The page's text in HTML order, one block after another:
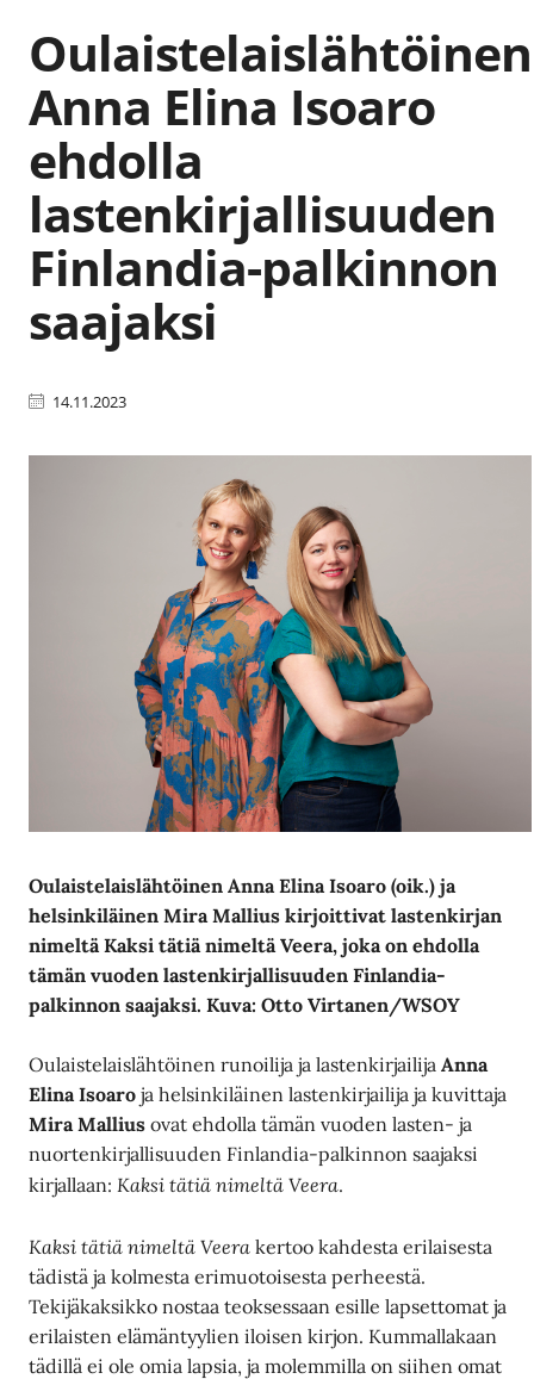
Oulaistelaislähtöinen
Anna Elina Isoaro
ehdolla
lastenkirjallisuuden
Finlandia-palkinnon
saajaksi
14.11.2023
Oulaistelaislähtöinen Anna Elina Isoaro (oik.) ja
helsinkiläinen Mira Mallius kirjoittivat lastenkirjan
nimeltä Kaksi tätiä nimeltä Veera, joka on ehdolla
tämän vuoden lastenkirjallisuuden Finlandia-
palkinnon saajaksi. Kuva: Otto Virtanen/WSOY
Oulaistelaislähtöinen runoilija ja lastenkirjailijaAnna
Elina Isoaro ja helsinkiläinen lastenkirjailija ja kuvittaja
Mira Mallius ovat ehdolla tämän vuoden lasten- ja
nuortenkirjallisuuden Finlandia-palkinnon saajaksi
kirjallaan:Kaksi tätiä nimeltä Veera.
Kaksi tätiä nimeltä Veera kertoo kahdesta erilaisesta
tädistä ja kolmesta erimuotoisesta perheestä.
Tekijäkaksikko nostaa teoksessaan esille lapsettomat ja
erilaisten elämäntyylien iloisen kirjon. Kummallakaan
tädillä ei ole omia lapsia, ja molemmilla on siihen omat